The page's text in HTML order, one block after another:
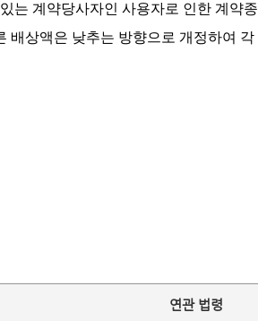
는 계약당사자인 사용자로 인한 계약
배상액은 낮추는 방향으로 개정하여
연관 법령